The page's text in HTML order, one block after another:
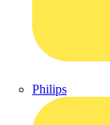
Philips